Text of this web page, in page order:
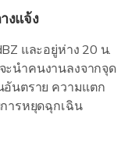
งแจ้ง
และอยู่ห่าง 20 น.
ะนำคนงานลงจากจุด
อันตราย ความแตก
ารหยุดฉุกเฉิน